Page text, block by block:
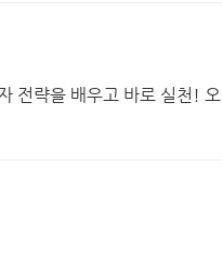
전략을 배우고 바로 실천! 오